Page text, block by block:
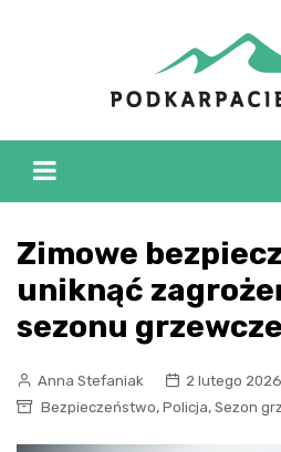
Zimowe
uniknąć
sezonu
Anna Stefaniak
2 lutego 2026
Bezpieczeństwo, Policja, Sezon